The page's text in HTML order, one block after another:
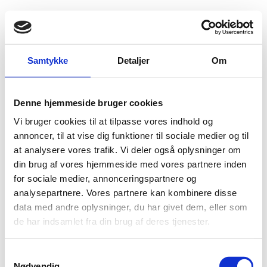
Samtykke Detaljer Om
Denne hjemmeside bruger cookies
Vi bruger cookies til at tilpasse vores indhold og
annoncer, til at vise dig funktioner til sociale medier og til
at analysere vores trafik. Vi deler også oplysninger om
din brug af vores hjemmeside med vores partnere inden
for sociale medier, annonceringspartnere og
analysepartnere. Vores partnere kan kombinere disse
data med andre oplysninger, du har givet dem, eller som
de har indsamlet fra din brug af deres tjenester.
Gå til forsiden Fold søgefelt ud
Menu
Flygtningenævnet
Baggrundsmateriale
Public Statement. The human rights situation in
Belarus: Written statement to the 18th session of the
United Nations Human Rights Council.
05.09.2011 Bilag 128Amnesty International (AI)
Belarus (Hviderusland) (II)
Indeholder oplysninger omforsamlings- og
foreningsfrihed,retssystemet, samt oplysninger om
anvendelse aftortur og dødsstraf .